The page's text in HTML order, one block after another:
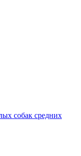
собак средних